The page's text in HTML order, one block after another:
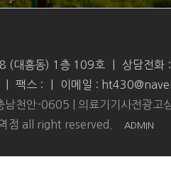
(대흥동) 1층 109호
상담전화
팩스 :
이메일 :
천안-0605 | 의료기기사전광고
점 all right reserved.
ADMIN